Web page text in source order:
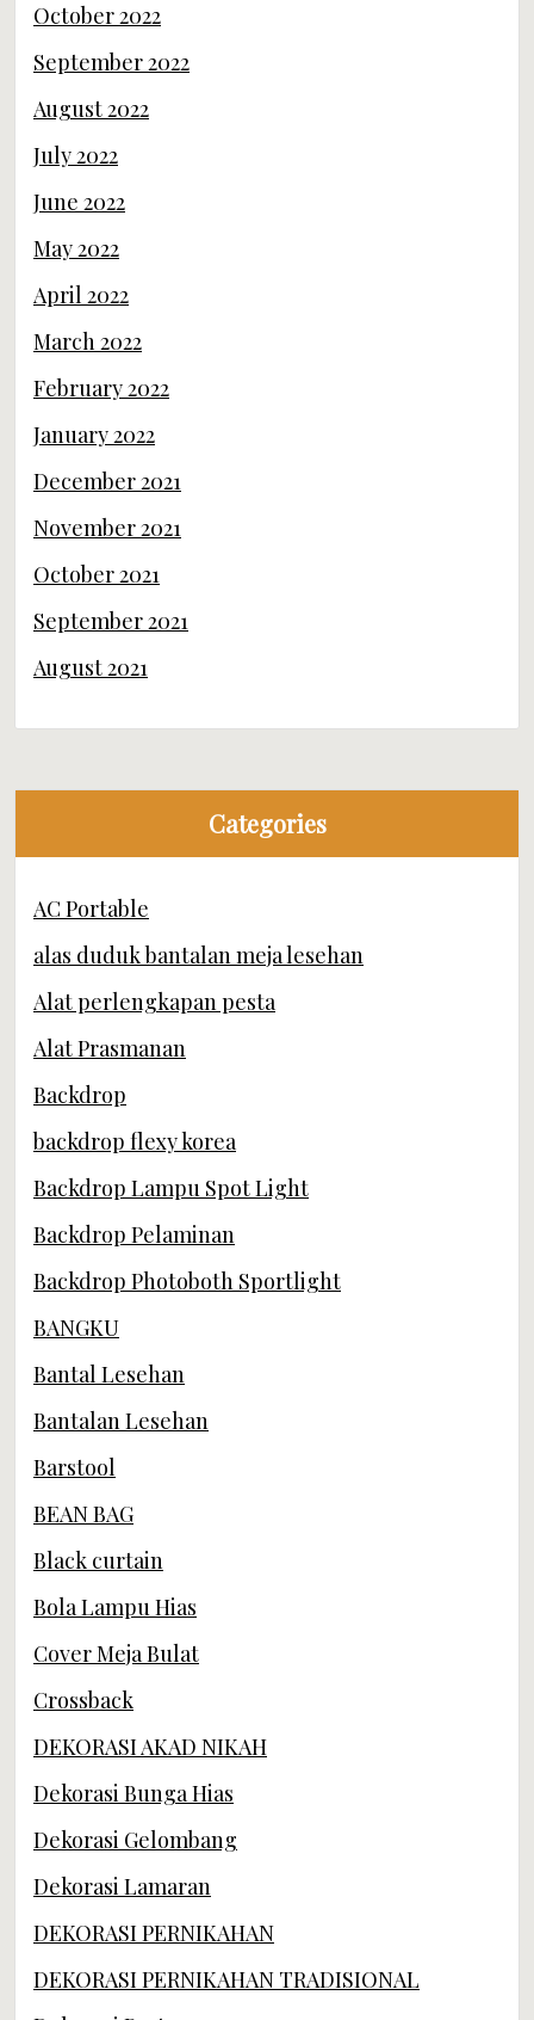
October 2022
September 2022
August 2022
July 2022
June 2022
May 2022
April 2022
March 2022
February 2022
January 2022
December 2021
November 2021
October 2021
September 2021
August 2021
Categories
AC Portable
alas duduk bantalan meja lesehan
Alat perlengkapan pesta
Alat Prasmanan
Backdrop
backdrop flexy korea
Backdrop Lampu Spot Light
Backdrop Pelaminan
Backdrop Photoboth Sportlight
BANGKU
Bantal Lesehan
Bantalan Lesehan
Barstool
BEAN BAG
Black curtain
Bola Lampu Hias
Cover Meja Bulat
Crossback
DEKORASI AKAD NIKAH
Dekorasi Bunga Hias
Dekorasi Gelombang
Dekorasi Lamaran
DEKORASI PERNIKAHAN
DEKORASI PERNIKAHAN TRADISIONAL